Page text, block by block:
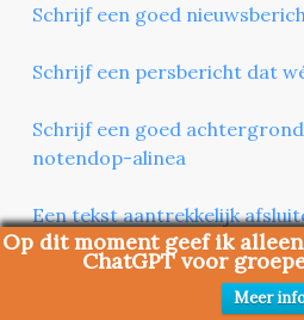
Schrijf een goed
Schrijf een persbericht dat
Schrijf een goed
notendop-alinea
Een tekst aantrekkelijk
schrijftechnieken
Beeldend schrijven? Vermijd
Op dit moment geef ik
ChatGPT voor
Meer